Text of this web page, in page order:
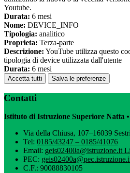
Youtube.
Durata: 6 mesi
Nome: DEVICE_INFO
Tipologia: analitico
Proprieta: Terza-parte
Descrizione: YouTube utilizza questo
tipologia di device utilizzata dall'utente
Durata: 6 mesi
Accetta tutti Salva le preferenze
Contatti
Istituto di Istruzione Superiore Natta
Via della Chiusa, 107–16039
Tel: 0185/43247 – 0185/41076
Email: geis02400a@istruzione.it
PEC:
C.F.: 90088830105